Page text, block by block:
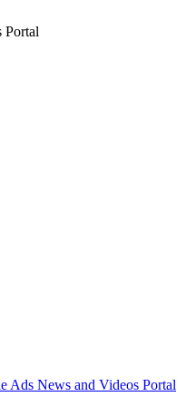
Portal
Ads News and Videos Portal